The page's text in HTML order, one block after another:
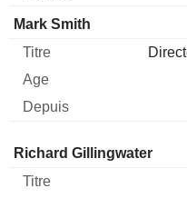
Mark Smith
Administrateur Titre
Richard Gillingwater